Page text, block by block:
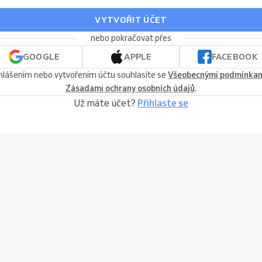
VYTVOŘIT ÚČET
nebo pokračovat přes
GOOGLE
APPLE
FACEBOOK
nebo vytvořením účtu souhlasíte se Všeobecnými
Zásadami ochrany osobních údajů.
Už máte účet? Přihlaste se